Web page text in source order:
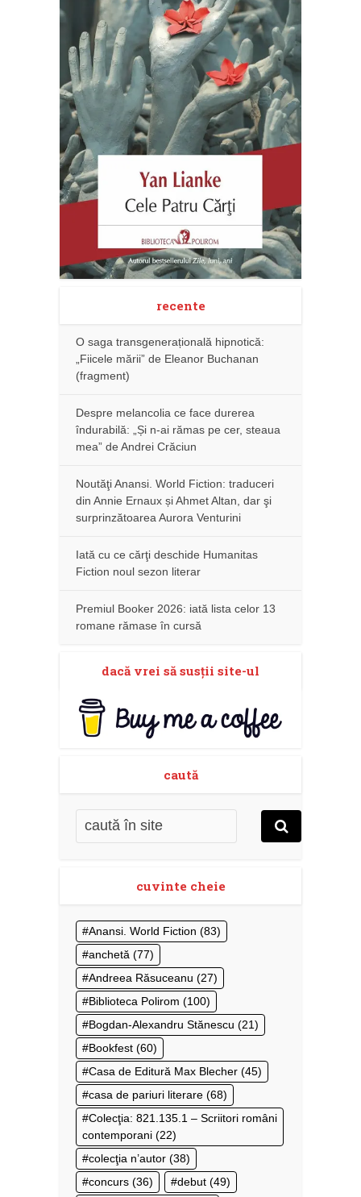
recente
O saga transgenerațională hipnotică:
„Fiicele mării” de Eleanor Buchanan
(fragment)
Despre melancolia ce face durerea
îndurabilă: „Și n-ai rămas pe cer, steaua
mea” de Andrei Crăciun
Noutăţi Anansi. World Fiction: traduceri
din Annie Ernaux și Ahmet Altan, dar şi
surprinzătoarea Aurora Venturini
Iată cu ce cărţi deschide Humanitas
Fiction noul sezon literar
Premiul Booker 2026: iată lista celor 13
romane rămase în cursă
dacă vrei să susţii site-ul
caută
cuvinte cheie
Anansi. World Fiction (83)
anchetă (77)
Andreea Răsuceanu (27)
Biblioteca Polirom (100)
Bogdan-Alexandru Stănescu (21)
Bookfest (60)
Casa de Editură Max Blecher (45)
casa de pariuri literare (68)
Colecţia: 821.135.1 – Scriitori români
contemporani (22)
colecţia n’autor (38)
concurs (36) debut (49)